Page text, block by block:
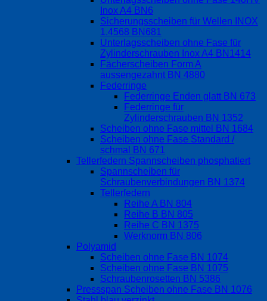
Inox A4 BN6
Sicherungsscheiben für Wellen INOX
1.4568 BN681
Unterlagsscheiben ohne Fase für
Zylinderschrauben Inox A4 BN1414
Fächerscheiben Form A
aussengezahnt BN 4880
Federringe
Federringe Enden glatt BN 673
Federringe für
Zylinderschrauben BN 1352
Scheiben ohne Fase mittel BN 1684
Scheiben ohne Fase Standard /
schmal BN 671
Tellerfedern Spannscheiben phosphatiert
Spannscheiben für
Schraubenverbindungen BN 1374
Tellerfedern
Reihe A BN 804
Reihe B BN 805
Reihe C BN 1375
Werknorm BN 806
Polyamid
Scheiben ohne Fase BN 1074
Scheiben ohne Fase BN 1075
Schraubenrosetten BN 5386
Pressspan Scheiben ohne Fase BN 1076